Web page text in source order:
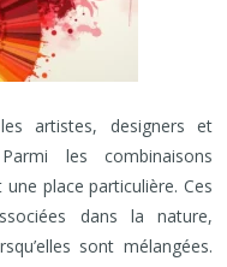
artistes, designers et
les combinaisons
place particulière. Ces
dans la nature,
sont mélangées.